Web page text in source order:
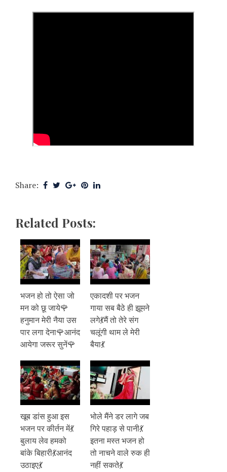
Share:
Related Posts:
भजन हो तो ऐसा जो
मन को छू जाये🌹
हनुमान मेरी नैया उस
पार लगा देना🌹आनंद
आयेगा जरूर सुनें🌹
एकादशी पर भजन
गाया सब बैठे ही झूमने
लगे💃मैं तो तेरे संग
चलूंगी थाम ले मेरी
बैया💃
खूब डांस हुआ इस
भजन पर कीर्तन में💃
बुलाय लेव हमको
बांके बिहारी💃आनंद
उठाइए💃
भोले मैंने डर लागे जब
गिरे पहाड़ से पानी💃
इतना मस्त भजन हो
तो नाचने वाले रुक ही
नहीं सकते💃